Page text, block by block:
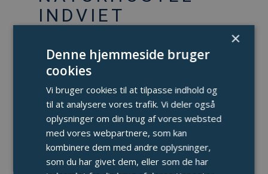
INDVIET
7 april, 2025 Nyheder
Med taler, musik og noget til ganen blev
Kronhede naturhostel & lejrskole indviet
lørdag 5. april. Borgmester Hans
Østergaard, Ringkøbing-Skjern kommune,
nævnte i sin indvielsestale vigtigheden af
at søge ud i naturen i svære tider, og han
udråbte et trefoldigt hurra for den gamle
×
Denne hjemmeside bruger
cookies
Vi bruger cookies til at tilpasse indhold og
til at analysere vores trafik. Vi deler også
oplysninger om din brug af vores websted
med vores webpartnere, som kan
kombinere dem med andre oplysninger,
som du har givet dem, eller som de har